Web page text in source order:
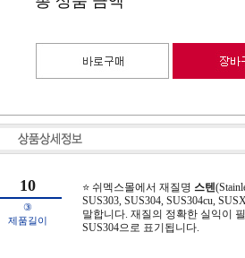
10
③
제품길이
⭐ 쉬멕스몰에서 재질명 스텐
SUS303, SUS304, SUS304cu,
말합니다. 재질의 정확한 실익이
SUS304으로 표기됩니다.